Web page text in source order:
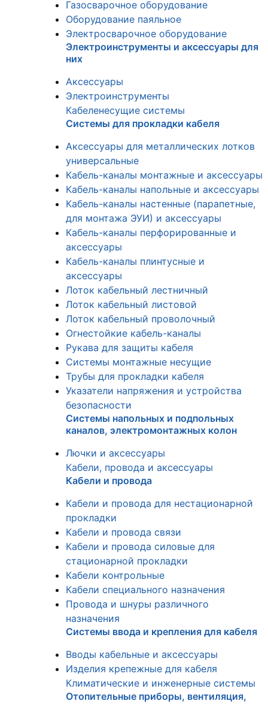
Газосварочное оборудование
Оборудование паяльное
Электросварочное оборудование
Электроинструменты и аксессуары для
них
Аксессуары
Электроинструменты
Кабеленесущие системы
Системы для прокладки кабеля
Аксессуары для металлических лотков
универсальные
Кабель-каналы монтажные и аксессуары
Кабель-каналы напольные и аксессуары
Кабель-каналы настенные (парапетные,
для монтажа ЭУИ) и аксессуары
Кабель-каналы перфорированные и
аксессуары
Кабель-каналы плинтусные и
аксессуары
Лоток кабельный лестничный
Лоток кабельный листовой
Лоток кабельный проволочный
Огнестойкие кабель-каналы
Рукава для защиты кабеля
Системы монтажные несущие
Трубы для прокладки кабеля
Указатели напряжения и устройства
безопасности
Системы напольных и подпольных
каналов, электромонтажных колон
Лючки и аксессуары
Кабели, провода и аксессуары
Кабели и провода
Кабели и провода для нестационарной
прокладки
Кабели и провода связи
Кабели и провода силовые для
стационарной прокладки
Кабели контрольные
Кабели специального назначения
Провода и шнуры различного
назначения
Системы ввода и крепления для кабеля
Вводы кабельные и аксессуары
Изделия крепежные для кабеля
Климатические и инженерные системы
Отопительные приборы, вентиляция,